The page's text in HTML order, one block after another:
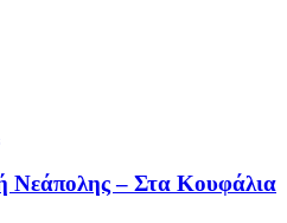
– Στα Κουφάλια